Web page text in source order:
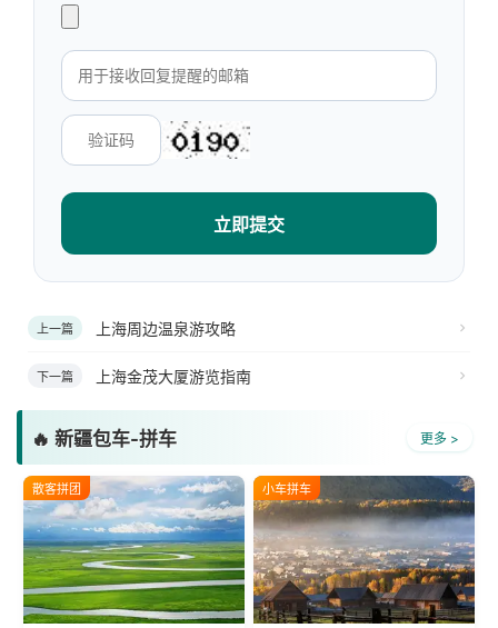
立即提交
上一篇 上海周边温泉游攻略
下一篇 上海金茂大厦游览指南
🔥 新疆包车-拼车 更多 >
散客拼团 小车拼车